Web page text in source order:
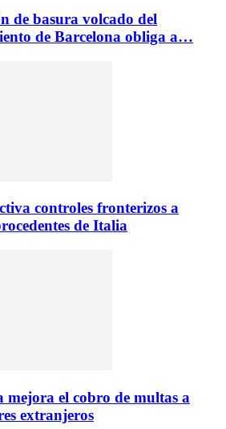
de basura volcado del
de Barcelona obliga a…
controles fronterizos a
de Italia
mejora el cobro de multas a
extranjeros